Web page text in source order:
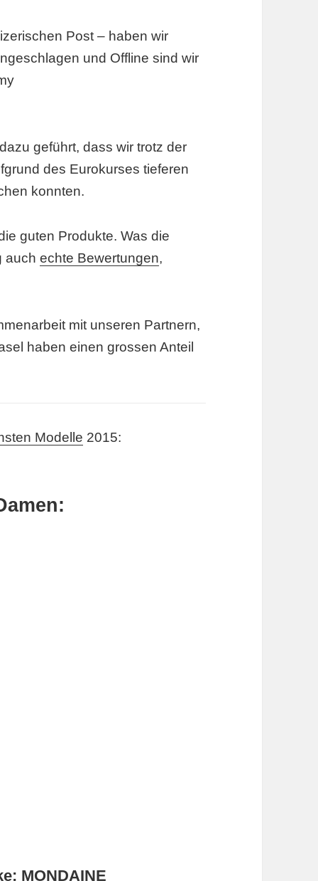
Post – haben wir
und Offline sind wir
geführt, dass wir trotz der
des Eurokurses tieferen
konnten.
guten Produkte. Was die
auchechte Bewertungen,
mit unseren Partnern,
haben einen grossen Anteil
Modelle 2015:
MONDAINE